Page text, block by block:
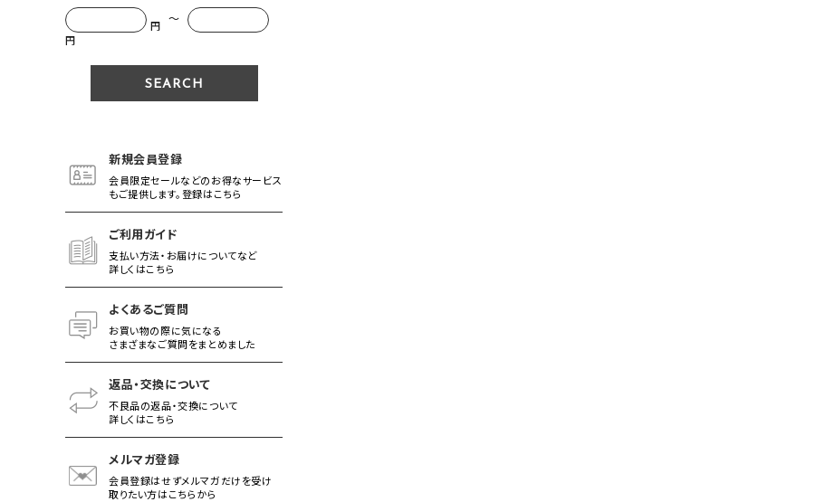
円 ～
円
新規会員登録
会員限定セールなどのお得なサービス
もご提供します。登録はこちら
ご利用ガイド
支払い方法・お届けについてなど
詳しくはこちら
よくあるご質問
お買い物の際に気になる
さまざまなご質問をまとめました
返品・交換について
不良品の返品・交換について
詳しくはこちら
メルマガ登録
会員登録はせずメルマガだけを受け
取りたい方はこちらから